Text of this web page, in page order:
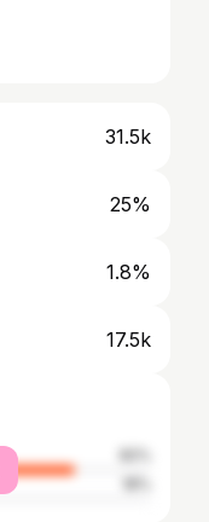
31.5k
25%
1.8%
17.5k